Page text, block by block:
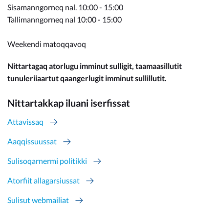
Sisamanngorneq nal. 10:00 - 15:00
Tallimanngorneq nal 10:00 - 15:00
Weekendi matoqqavoq
Nittartagaq atorlugu imminut sulligit, taamaasillutit
tunuleriiaartut qaangerlugit imminut sullillutit.
Nittartakkap iluani iserfissat
Attavissaq
Aaqqissuussat
Sulisoqarnermi politikki
Atorfiit allagarsiussat
Sulisut webmailiat